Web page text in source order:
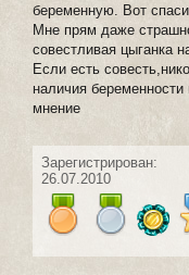
беременную. Вот
Мне прям даже
совестливая цыганка
Если есть
наличия беременности
мнение
Зарегистрирован:
26.07.2010